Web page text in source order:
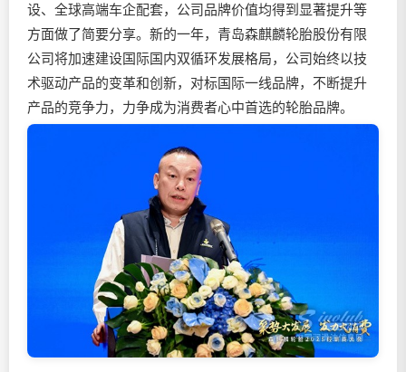
设、全球高端车企配套，公司品牌价值均得到显著提升等
方面做了简要分享。新的一年，青岛森麒麟轮胎股份有限
公司将加速建设国际国内双循环发展格局，公司始终以技
术驱动产品的变革和创新，对标国际一线品牌，不断提升
产品的竞争力，力争成为消费者心中首选的轮胎品牌。